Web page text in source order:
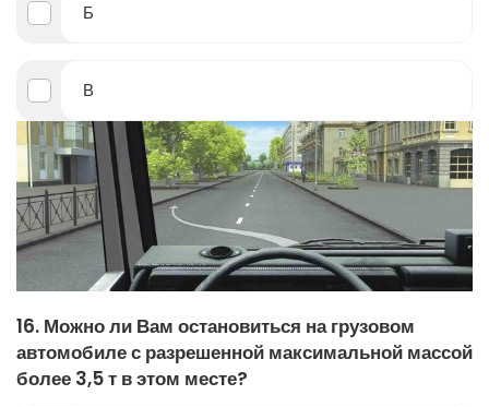
Б
В
16. Можно ли Вам остановиться на грузовом
автомобиле с разрешенной максимальной массой
более 3,5 т в этом месте?